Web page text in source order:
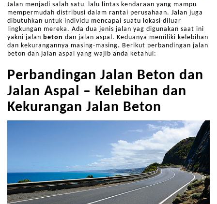
Jalan menjadi salah satu lalu lintas kendaraan yang mampu
mempermudah distribusi dalam rantai perusahaan. Jalan juga
dibutuhkan untuk individu mencapai suatu lokasi diluar
lingkungan mereka. Ada dua jenis jalan yag digunakan saat ini
yakni jalan beton dan jalan aspal. Keduanya memiliki kelebihan
dan kekurangannya masing-masing. Berikut perbandingan jalan
beton dan jalan aspal yang wajib anda ketahui:
Perbandingan Jalan Beton dan
Jalan Aspal – Kelebihan dan
Kekurangan Jalan Beton